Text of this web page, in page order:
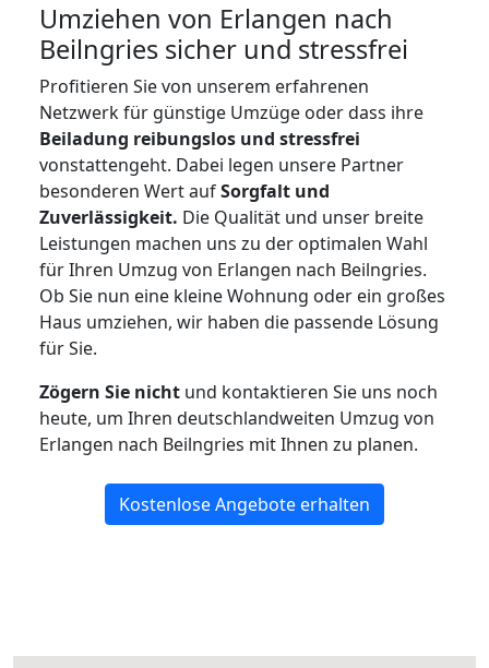
Umziehen von Erlangen nach
Beilngries sicher und stressfrei
Profitieren Sie von unserem erfahrenen
Netzwerk für günstige Umzüge oder dass ihre
Beiladung reibungslos und stressfrei
vonstattengeht. Dabei legen unsere Partner
besonderen Wert aufSorgfalt und
Zuverlässigkeit. Die Qualität und unser breite
Leistungen machen uns zu der optimalen Wahl
für Ihren Umzug von Erlangen nach Beilngries.
Ob Sie nun eine kleine Wohnung oder ein großes
Haus umziehen, wir haben die passende Lösung
für Sie.
Zögern Sie nicht und kontaktieren Sie uns noch
heute, um Ihren deutschlandweiten Umzug von
Erlangen nach Beilngries mit Ihnen zu planen.
Kostenlose Angebote erhalten